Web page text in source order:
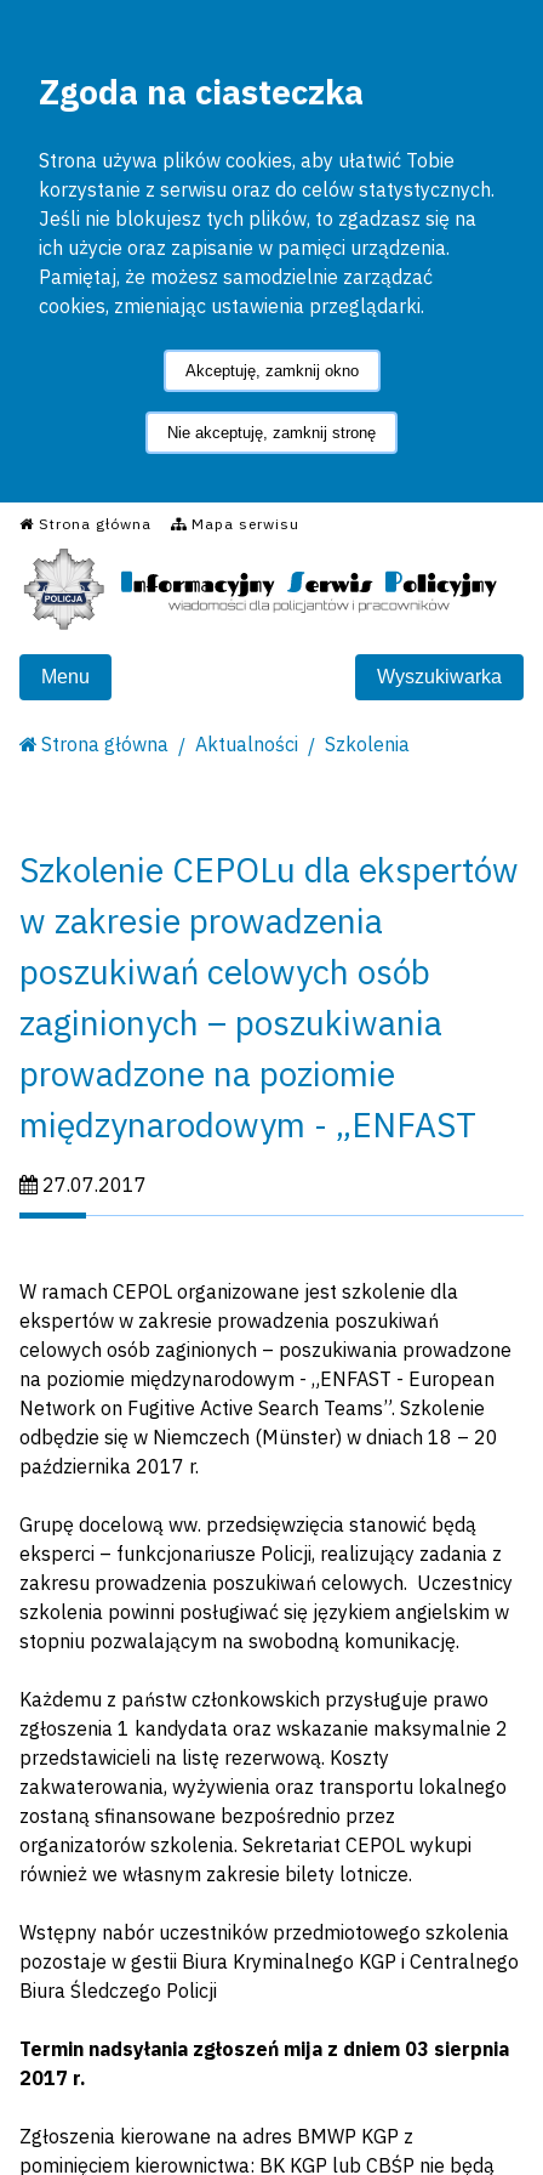
Zgoda na ciasteczka
Strona używa plików cookies, aby ułatwić Tobie
korzystanie z serwisu oraz do celów statystycznych.
Jeśli nie blokujesz tych plików, to zgadzasz się na
ich użycie oraz zapisanie w pamięci urządzenia.
Pamiętaj, że możesz samodzielnie zarządzać
cookies, zmieniając ustawienia przeglądarki.
Akceptuję, zamknij okno
Nie akceptuję, zamknij stronę
Strona główna Mapa serwisu
Informacyjny Serwis
Menu Wyszukiwarka
Strona główna Aktualności Szkolenia
Szkolenie CEPOLu dla ekspertów
w zakresie prowadzenia
poszukiwań celowych osób
zaginionych – poszukiwania
prowadzone na poziomie
międzynarodowym - „ENFAST
Data publikacji:
27.07.2017
W ramach CEPOL organizowane jest szkolenie dla
ekspertów w zakresie prowadzenia poszukiwań
celowych osób zaginionych – poszukiwania prowadzone
na poziomie międzynarodowym - „ENFAST - European
Network on Fugitive Active Search Teams”. Szkolenie
odbędzie się w Niemczech (Münster) w dniach 18 – 20
października 2017 r.
Grupę docelową ww. przedsięwzięcia stanowić będą
eksperci – funkcjonariusze Policji, realizujący zadania z
zakresu prowadzenia poszukiwań celowych. Uczestnicy
szkolenia powinni posługiwać się językiem angielskim w
stopniu pozwalającym na swobodną komunikację.
Każdemu z państw członkowskich przysługuje prawo
zgłoszenia 1 kandydata oraz wskazanie maksymalnie 2
przedstawicieli na listę rezerwową. Koszty
zakwaterowania, wyżywienia oraz transportu lokalnego
zostaną sfinansowane bezpośrednio przez
organizatorów szkolenia. Sekretariat CEPOL wykupi
również we własnym zakresie bilety lotnicze.
Wstępny nabór uczestników przedmiotowego szkolenia
pozostaje w gestii Biura Kryminalnego KGP i Centralnego
Biura Śledczego Policji
Termin nadsyłania zgłoszeń mija z dniem 03 sierpnia
2017 r.
Zgłoszenia kierowane na adres BMWP KGP z
pominięciem kierownictwa: BK KGP lub CBŚP nie będą